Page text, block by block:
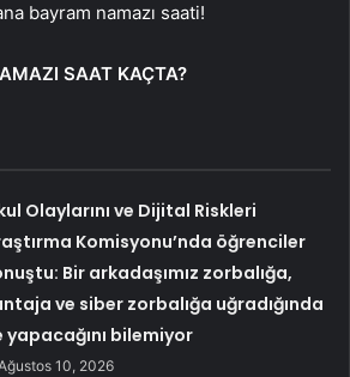
bayram namazı saati!
SAAT KAÇTA?
Olaylarını ve Dijital Riskleri
Komisyonu’nda öğrenciler
Bir arkadaşımız zorbalığa,
ve siber zorbalığa uğradığında
yapacağını bilemiyor
10, 2026